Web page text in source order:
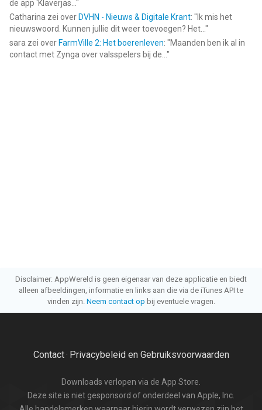
de app ‘Klaverjas... "
Catharina zei over DVHN - Nieuws & Digitale Krant: " Ik mis het
nieuwswoord. Kunnen jullie dit weer toevoegen? Het... "
sara zei over FarmVille 2: Het boerenleven: "Maanden ben ik al in
contact met Zynga over valsspelers bij de... "
Disclaimer: AppWereld is geen eigenaar van deze applicatie en biedt
alleen afbeeldingen, informatie en links aan die via de iTunes API te
vinden zijn. Neem contact op bij eventuele vragen.
Contact· Privacybeleid en Gebruiksvoorwaarden
Downloads verlopen via de App Store.
Deze site is niet gesponsord of onderdeel van Apple, Inc.